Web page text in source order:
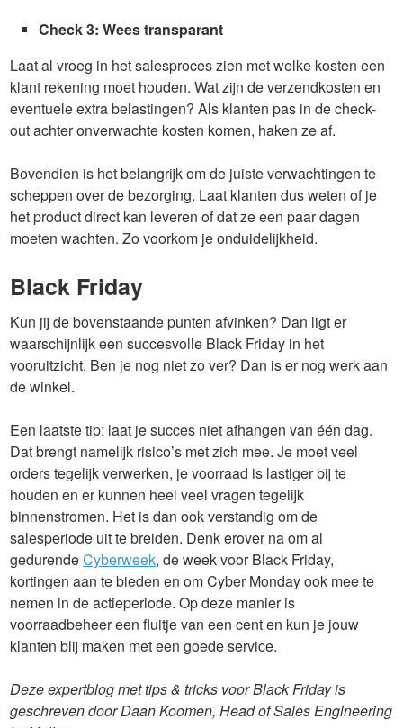
Check 3: Wees transparant
Laat al vroeg in het salesproces zien met welke kosten een
klant rekening moet houden. Wat zijn de verzendkosten en
eventuele extra belastingen? Als klanten pas in de check-
out achter onverwachte kosten komen, haken ze af.
Bovendien is het belangrijk om de juiste verwachtingen te
scheppen over de bezorging. Laat klanten dus weten of je
het product direct kan leveren of dat ze een paar dagen
moeten wachten. Zo voorkom je onduidelijkheid.
Black Friday
Kun jij de bovenstaande punten afvinken? Dan ligt er
waarschijnlijk een succesvolle Black Friday in het
vooruitzicht. Ben je nog niet zo ver? Dan is er nog werk aan
de winkel.
Een laatste tip: laat je succes niet afhangen van één dag.
Dat brengt namelijk risico’s met zich mee. Je moet veel
orders tegelijk verwerken, je voorraad is lastiger bij te
houden en er kunnen heel veel vragen tegelijk
binnenstromen. Het is dan ook verstandig om de
salesperiode uit te breiden. Denk erover na om al
gedurendeCyberweek, de week voor Black Friday,
kortingen aan te bieden en om Cyber Monday ook mee te
nemen in de actieperiode. Op deze manier is
voorraadbeheer een fluitje van een cent en kun je jouw
klanten blij maken met een goede service.
Deze expertblog met tips & tricks voor Black Friday is
geschreven door Daan Koomen, Head of Sales Engineering